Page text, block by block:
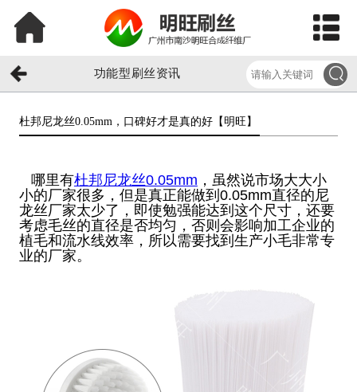
功能型刷丝资讯
杜邦尼龙丝0.05mm，口碑好才是真的好【明旺】​
哪里有杜邦尼龙丝0.05mm ，虽然说市场大大小
小的厂家很多，但是真正能做到0.05mm直径的尼
龙丝厂家太少了，即使勉强能达到这个尺寸，还要
考虑毛丝的直径是否均匀，否则会影响加工企业的
植毛和流水线效率，所以需要找到生产小毛非常专
业的厂家。